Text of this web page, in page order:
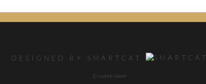
DESIGNED BY SMARTCAT
© Lisanne Bakker